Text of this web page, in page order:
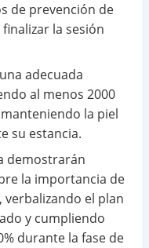
de prevención de
la sesión
adecuada
al menos 2000
la piel
su estancia.
demostrarán
la importancia de
el plan
y cumpliendo
durante la fase de